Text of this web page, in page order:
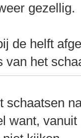
gezellig.
de helft
van het
schaatsen
want,